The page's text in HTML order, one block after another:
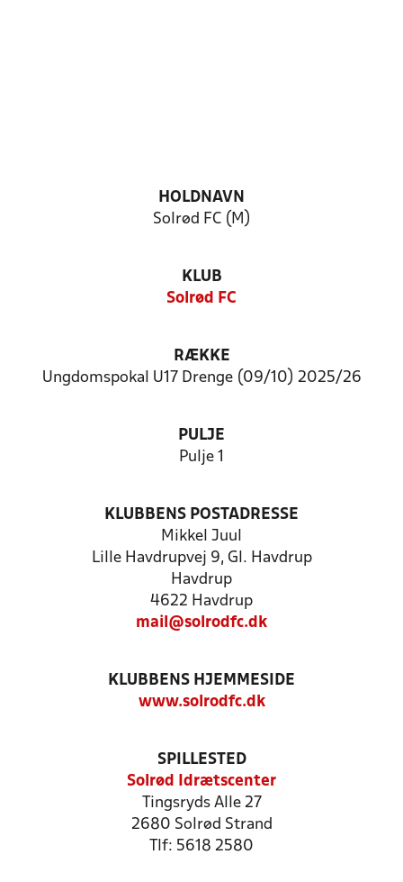
HOLDNAVN
Solrød FC (M)
KLUB
Solrød FC
RÆKKE
Ungdomspokal U17 Drenge (09/10) 2025/26
PULJE
Pulje 1
KLUBBENS POSTADRESSE
Mikkel Juul
Lille Havdrupvej 9, Gl. Havdrup
Havdrup
4622 Havdrup
mail@solrodfc.dk
KLUBBENS HJEMMESIDE
www.solrodfc.dk
SPILLESTED
Solrød Idrætscenter
Tingsryds Alle 27
2680 Solrød Strand
Tlf: 5618 2580